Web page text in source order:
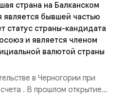
страна на Балканском
является бывшей частью
статус страны-кандидата
и является членом
валютой страны
в Черногории при
счета . В прошлом открытие